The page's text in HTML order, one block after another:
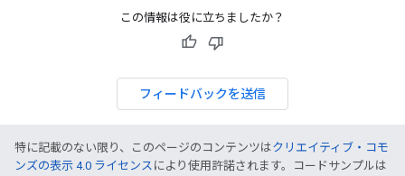
この情報は役に立ちましたか？
フィードバックを送信
特に記載のない限り、このページのコンテンツはクリエイティブ・コモ
ンズの表示 4.0 ライセンス により使用許諾されます。コードサンプルは